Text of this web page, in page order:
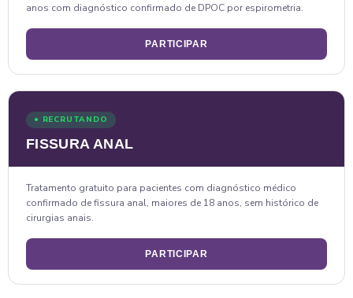
anos com diagnóstico confirmado de DPOC por espirometria.
PARTICIPAR
● RECRUTANDO
FISSURA ANAL
Tratamento gratuito para pacientes com diagnóstico médico
confirmado de fissura anal, maiores de 18 anos, sem histórico de
cirurgias anais.
PARTICIPAR